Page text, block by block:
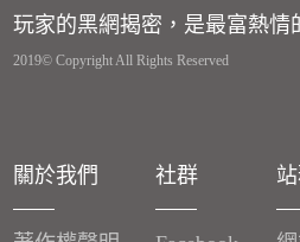
玩家的黑網揭密，是最富熱情
2019© Copyright All Rights Reserved
關於我們 社群